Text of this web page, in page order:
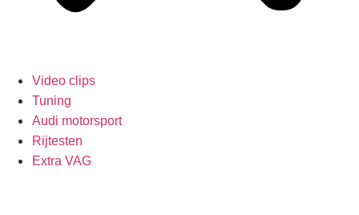
Video clips
Tuning
Audi motorsport
Rijtesten
Extra VAG